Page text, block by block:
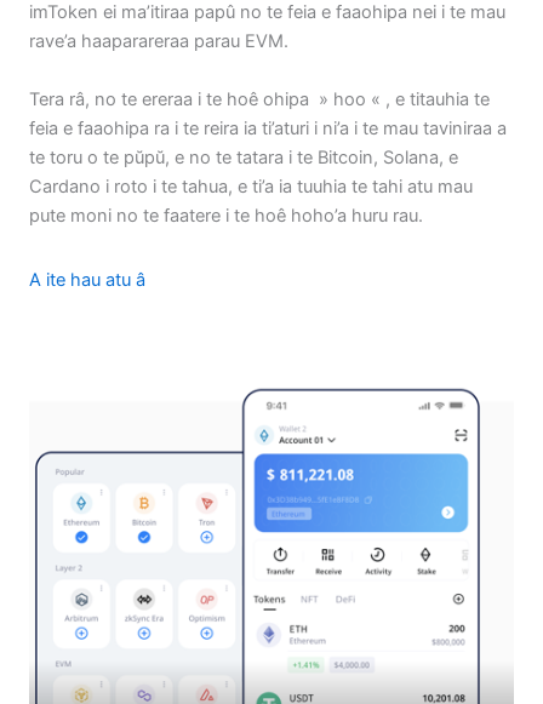
imToken ei ma’itiraa papû no te feia e faaohipa nei i te mau
rave’a haaparareraa parau EVM.
Tera râ, no te ereraa i te hoê ohipa » hoo « , e titauhia te
feia e faaohipa ra i te reira ia ti’aturi i ni’a i te mau taviniraa a
te toru o te pŭpŭ, e no te tatara i te Bitcoin, Solana, e
Cardano i roto i te tahua, e ti’a ia tuuhia te tahi atu mau
pute moni no te faatere i te hoê hoho’a huru rau.
A ite hau atu â